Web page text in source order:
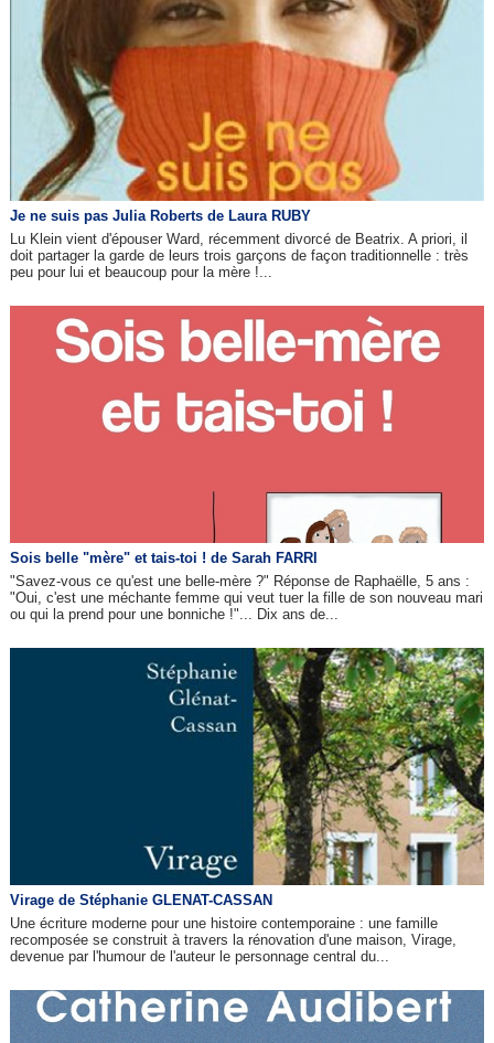
Je ne suis pas Julia Roberts de Laura RUBY
Lu Klein vient d'épouser Ward, récemment divorcé de Beatrix. A priori, il
doit partager la garde de leurs trois garçons de façon traditionnelle : très
peu pour lui et beaucoup pour la mère !...
Sois belle "mère" et tais-toi ! de Sarah FARRI
"Savez-vous ce qu'est une belle-mère ?" Réponse de Raphaëlle, 5 ans :
"Oui, c'est une méchante femme qui veut tuer la fille de son nouveau mari
ou qui la prend pour une bonniche !"... Dix ans de...
Virage de Stéphanie GLENAT-CASSAN
Une écriture moderne pour une histoire contemporaine : une famille
recomposée se construit à travers la rénovation d'une maison, Virage,
devenue par l'humour de l'auteur le personnage central du...